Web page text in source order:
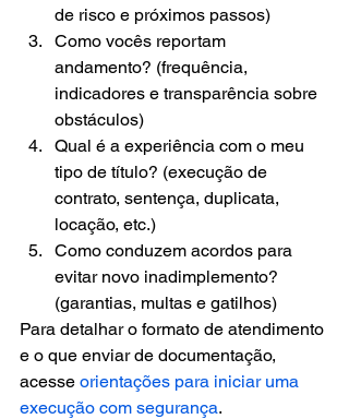
de risco e próximos passos)
Como vocês reportam
andamento? (frequência,
indicadores e transparência sobre
obstáculos)
Qual é a experiência com o meu
tipo de título? (execução de
contrato, sentença, duplicata,
locação, etc.)
Como conduzem acordos para
evitar novo inadimplemento?
(garantias, multas e gatilhos)
Para detalhar o formato de atendimento
e o que enviar de documentação,
acesse orientações para iniciar uma
execução com segurança.